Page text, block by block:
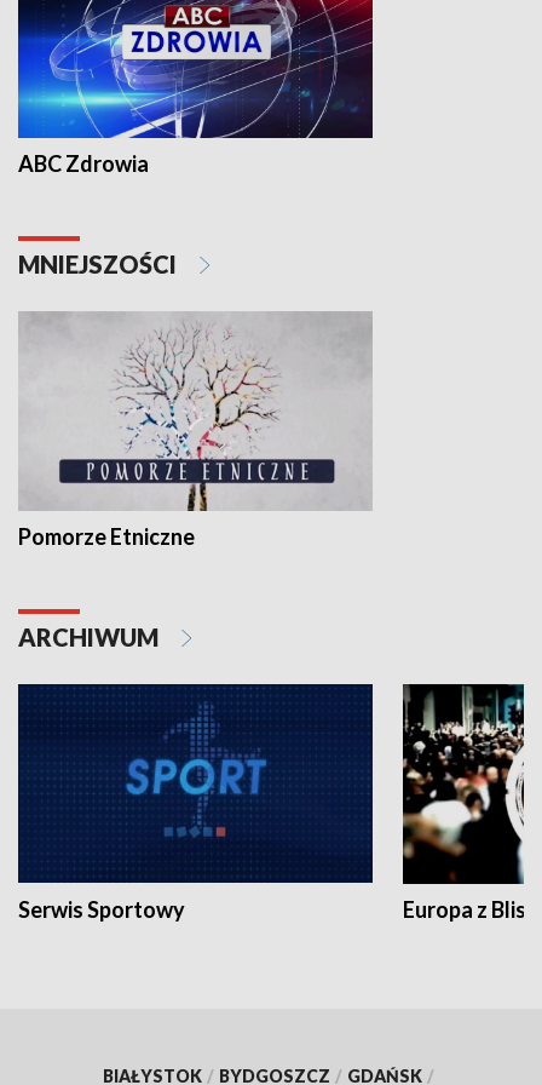
ABC Zdrowia
MNIEJSZOŚCI
Pomorze Etniczne
ARCHIWUM
Serwis Sportowy Europa z
BIAŁYSTOK / BYDGOSZCZ / GDAŃSK /